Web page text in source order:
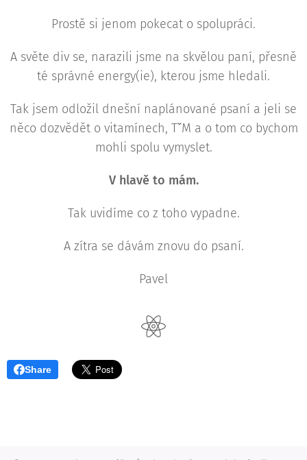
Prostě si jenom pokecat o spolupráci.
A světe div se, narazili jsme na skvělou paní, přesně
té správné energy(ie), kterou jsme hledali.
Tak jsem odložil dnešní naplánované psaní a jeli se
něco dozvědět o vitamínech, TˇM a o tom co bychom
mohli spolu vymyslet.
V hlavě to mám.
Tak uvidíme co z toho vypadne.
A zítra se dávám znovu do psaní.
Pavel
Share